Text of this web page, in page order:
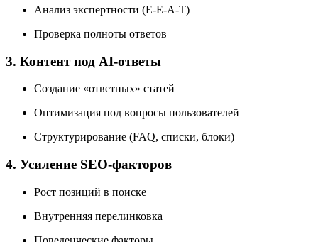
Анализ экспертности (E-E-A-T)
Проверка полноты ответов
3. Контент под AI-ответы
Создание «ответных» статей
Оптимизация под вопросы пользователей
Структурирование (FAQ, списки, блоки)
4. Усиление SEO-факторов
Рост позиций в поиске
Внутренняя перелинковка